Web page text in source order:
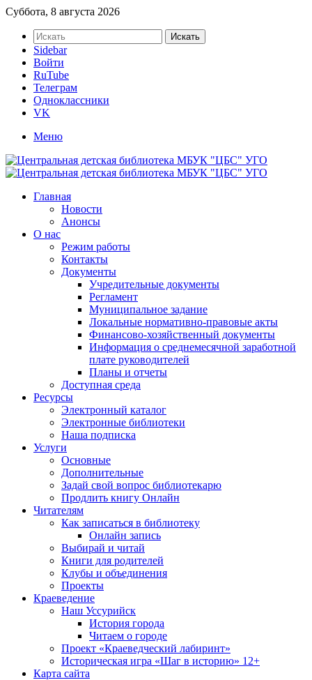
Суббота, 8 августа 2026
Искать
Sidebar
Войти
RuTube
Телеграм
Одноклассники
VK
Меню
Главная
Новости
Анонсы
О нас
Режим работы
Контакты
Документы
Учредительные документы
Регламент
Муниципальное задание
Локальные нормативно-правовые акты
Финансово-хозяйственный документы
Информация о среднемесячной заработной
плате руководителей
Планы и отчеты
Доступная среда
Ресурсы
Электронный каталог
Электронные библиотеки
Наша подписка
Услуги
Основные
Дополнительные
Задай свой вопрос библиотекарю
Продлить книгу Онлайн
Читателям
Как записаться в библиотеку
Онлайн запись
Выбирай и читай
Книги для родителей
Клубы и объединения
Проекты
Краеведение
Наш Уссурийск
История города
Читаем о городе
Проект «Краеведческий лабиринт»
Историческая игра «Шаг в историю» 12+
Карта сайта